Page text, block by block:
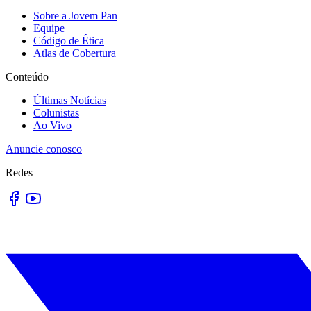
Sobre a Jovem Pan
Equipe
Código de Ética
Atlas de Cobertura
Conteúdo
Últimas Notícias
Colunistas
Ao Vivo
Anuncie conosco
Redes